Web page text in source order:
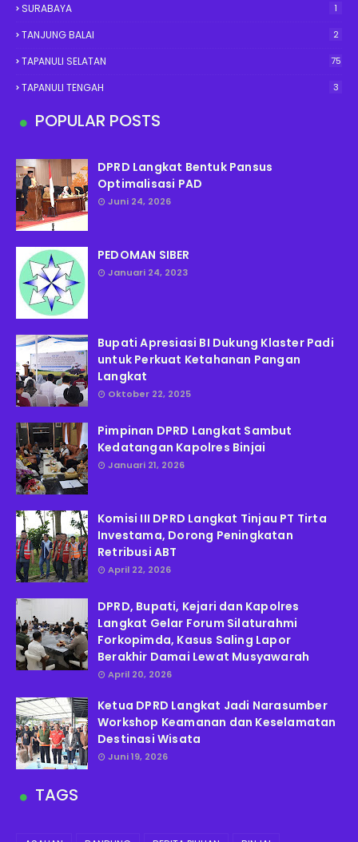
SURABAYA 1
TANJUNG BALAI 2
TAPANULI SELATAN 75
TAPANULI TENGAH 3
POPULAR POSTS
DPRD Langkat Bentuk Pansus
Optimalisasi PAD
Juni 24, 2026
PEDOMAN SIBER
Januari 24, 2023
Bupati Apresiasi BI Dukung Klaster Padi
untuk Perkuat Ketahanan Pangan
Langkat
Oktober 22, 2025
Pimpinan DPRD Langkat Sambut
Kedatangan Kapolres Binjai
Januari 21, 2026
Komisi III DPRD Langkat Tinjau PT Tirta
Investama, Dorong Peningkatan
Retribusi ABT
April 22, 2026
DPRD, Bupati, Kejari dan Kapolres
Langkat Gelar Forum Silaturahmi
Forkopimda, Kasus Saling Lapor
Berakhir Damai Lewat Musyawarah
April 20, 2026
Ketua DPRD Langkat Jadi Narasumber
Workshop Keamanan dan Keselamatan
Destinasi Wisata
Juni 19, 2026
TAGS